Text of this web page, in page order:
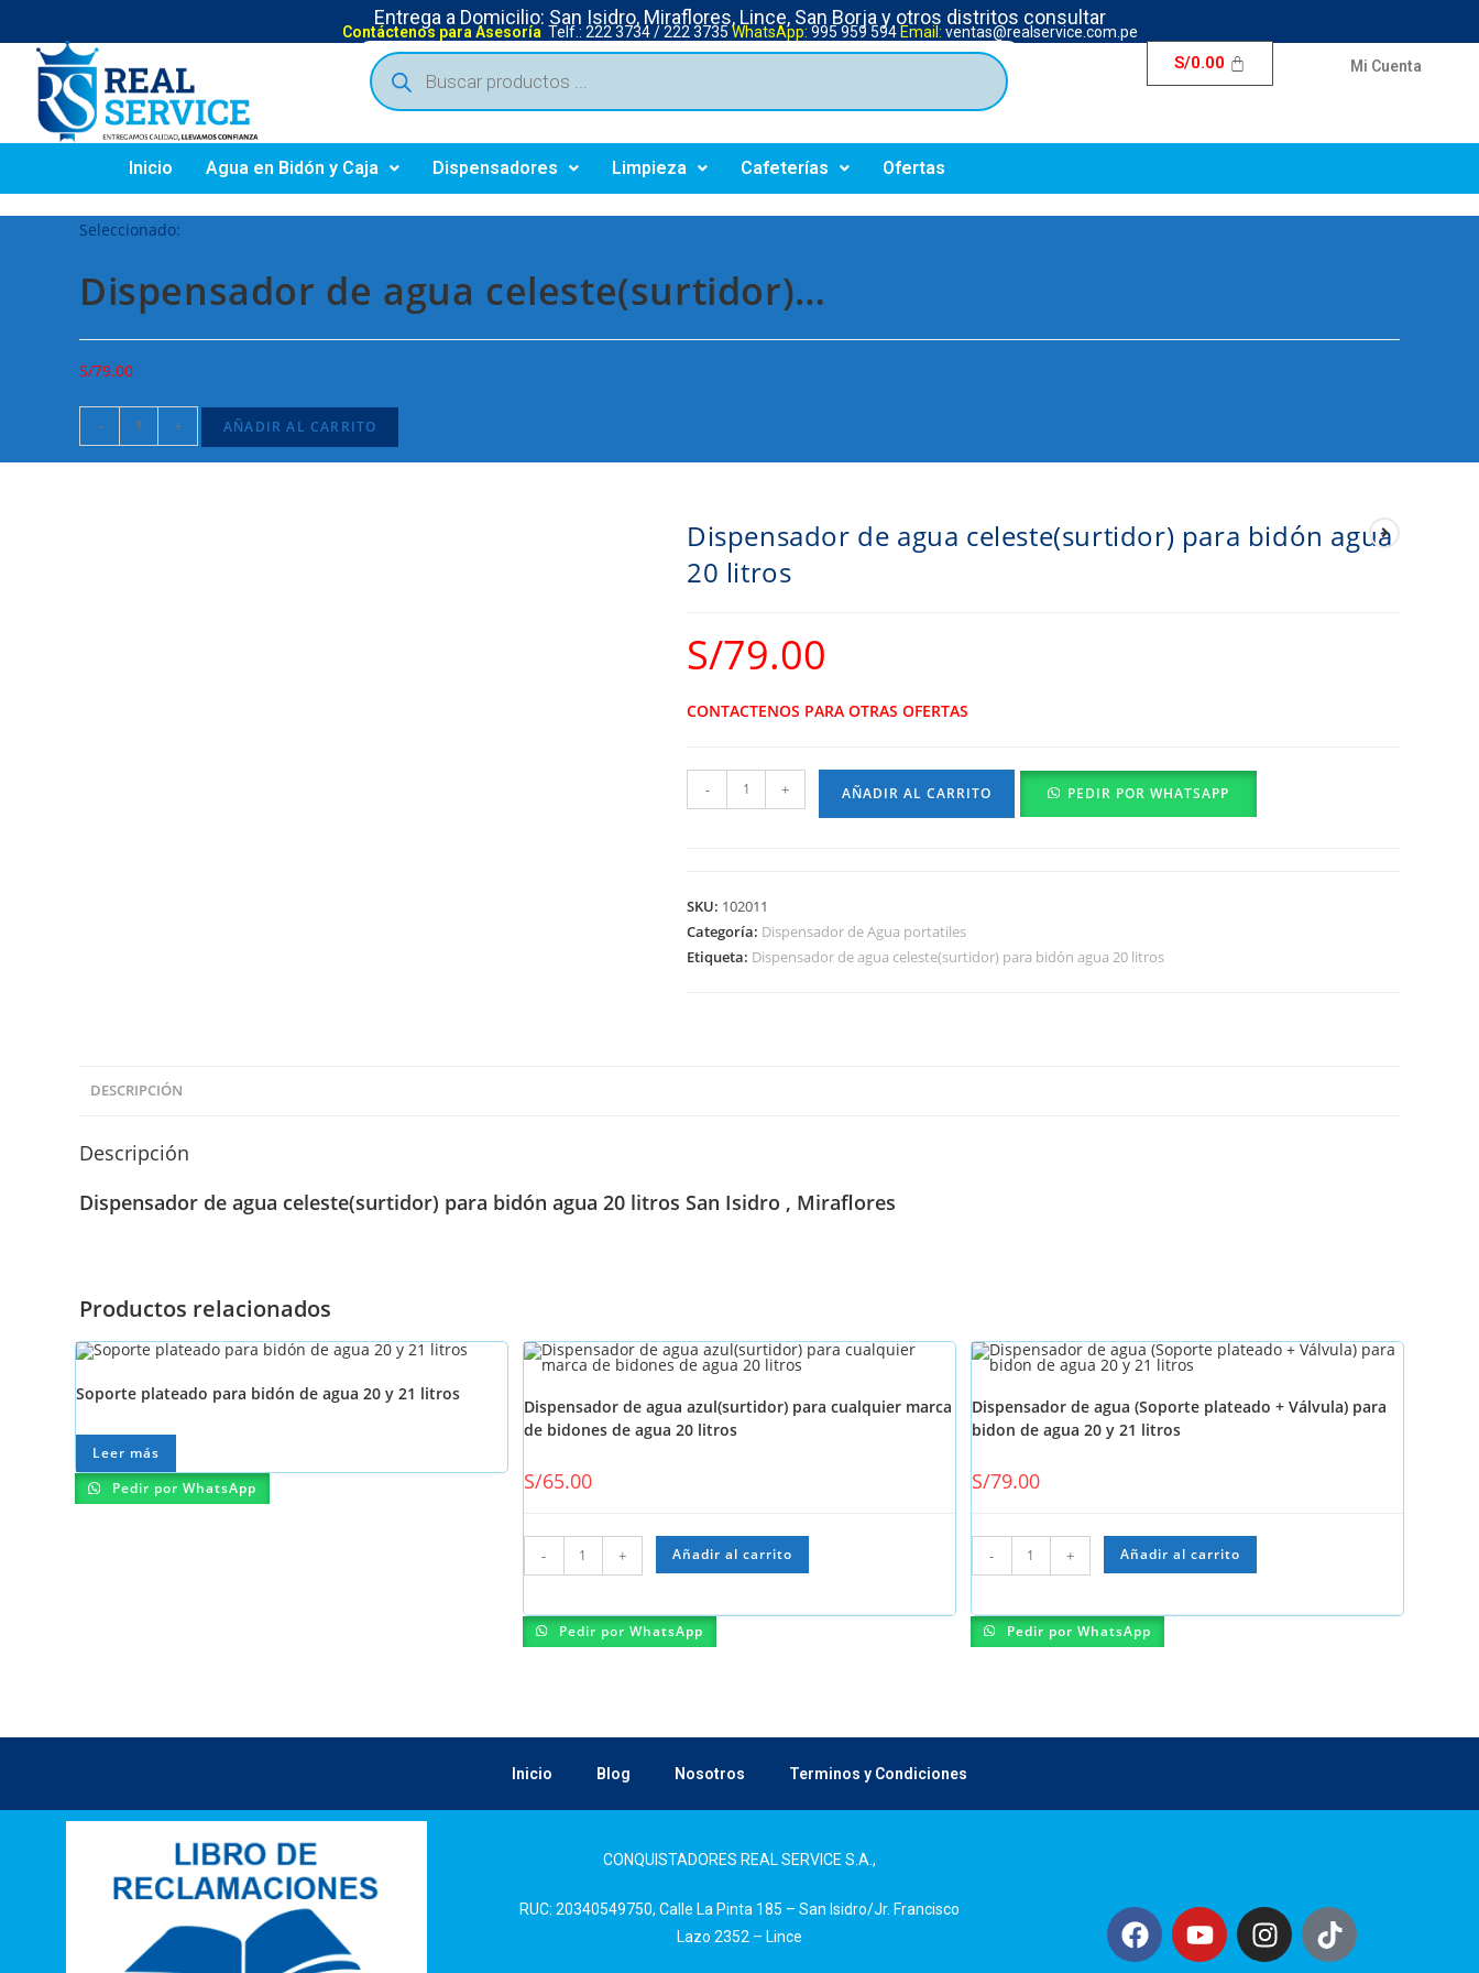
Entrega a Domicilio: San Isidro, Miraflores, Lince, San Borja y otros distritos consultar
Contáctenos para Asesoría Telf.: 222 3734 / 222 3735 WhatsApp: 995 959 594 Email: ventas@realservice.com.pe
S/0.00 Mi Cuenta
Inicio Agua en Bidón y Caja Dispensadores Limpieza Cafeterías Ofertas
Seleccionado:
Dispensador de agua celeste(surtidor)…
S/79.00
- + AÑADIR AL CARRITO
Dispensador de agua celeste(surtidor) para bidón agua
20 litros
S/79.00
CONTACTENOS PARA OTRAS OFERTAS
- + AÑADIR AL CARRITO PEDIR POR WHATSAPP
SKU: 102011
Categoría: Dispensador de Agua portatiles
Etiqueta: Dispensador de agua celeste(surtidor) para bidón agua 20 litros
DESCRIPCIÓN
Descripción
Dispensador de agua celeste(surtidor) para bidón agua 20 litros San Isidro , Miraflores
Productos relacionados
Soporte plateado para bidón de agua 20 y 21 litros
Leer más
Pedir por WhatsApp
Dispensador de agua azul(surtidor) para cualquier marca
de bidones de agua 20 litros
S/65.00
- + Añadir al carrito
Pedir por WhatsApp
Dispensador de agua (Soporte plateado + Válvula) para
bidon de agua 20 y 21 litros
S/79.00
- + Añadir al carrito
Pedir por WhatsApp
Inicio Blog Nosotros Terminos y Condiciones
CONQUISTADORES REAL SERVICE S.A.,
RUC: 20340549750, Calle La Pinta 185 – San Isidro/Jr. Francisco
Lazo 2352 – Lince